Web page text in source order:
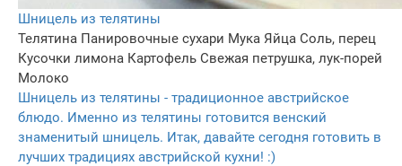
Шницель из телятины
Телятина Панировочные сухари Мука Яйца Соль, перец
Кусочки лимона Картофель Свежая петрушка, лук-порей
Молоко
Шницель из телятины - традиционное австрийское
блюдо. Именно из телятины готовится венский
знаменитый шницель. Итак, давайте сегодня готовить в
лучших традициях австрийской кухни! :)